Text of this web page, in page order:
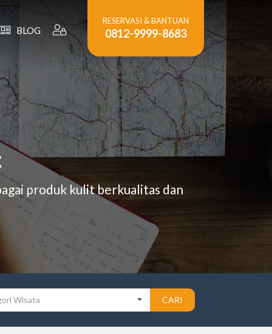
BLOG
RESERVASI & BANTUAN
0812-9999-8683
produk kulit berkualitas dan
Wisata CARI